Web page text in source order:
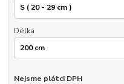
Délka
Nejsme plátci DPH